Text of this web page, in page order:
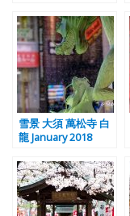
雪景 大須 萬松寺 白
龍 January 2018